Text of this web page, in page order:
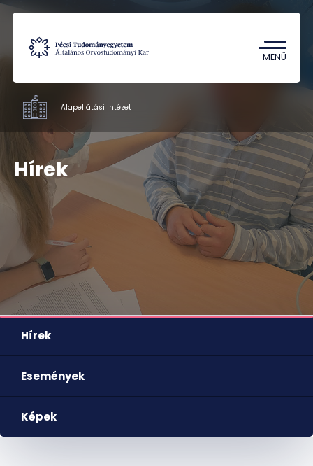
MENÜ
Tantárgykereső
Campus térkép
Intézetek
Oktatás
Kutatás
Munkatársak
Kapcsolat
Nyelv
Alapellátási Intézet
Hírek
Hírek
Események
Képek